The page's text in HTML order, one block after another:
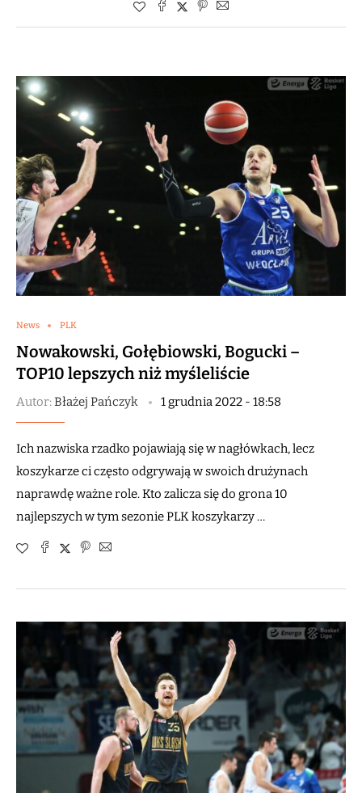
News PLK
Nowakowski, Gołębiowski, Bogucki –
TOP10 lepszych niż myśleliście
Autor:Błażej Pańczyk 1 grudnia 2022 - 18:58
Ich nazwiska rzadko pojawiają się w nagłówkach, lecz
koszykarze ci często odgrywają w swoich drużynach
naprawdę ważne role. Kto zalicza się do grona 10
najlepszych w tym sezonie PLK koszykarzy …